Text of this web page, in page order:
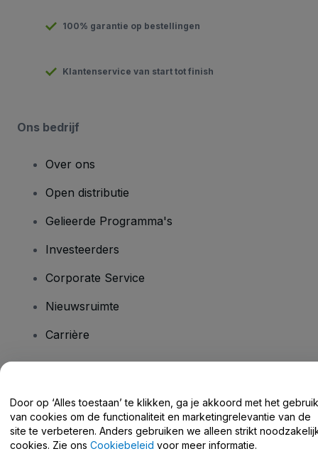
100% garantie op bestellingen
Klantenservice van start tot finish
Ons bedrijf
Over ons
Open distributie
Gelieerde Programma's
Investeerders
Corporate Service
Nieuwsruimte
Carrière
Helpcentrum / Neem Contact Met Ons Op
Door op ‘Alles toestaan’ te klikken, ga je akkoord met het gebruik
van cookies om de functionaliteit en marketingrelevantie van de
site te verbeteren. Anders gebruiken we alleen strikt
cookies. Zie ons Cookiebeleid voor meer informatie.